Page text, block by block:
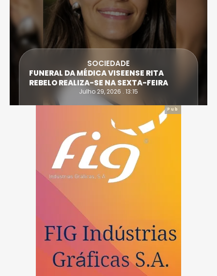
SOCIEDADE
FUNERAL DA MÉDICA VISEENSE RITA
REBELO REALIZA-SE NA SEXTA-FEIRA
Julho 29, 2026 . 13:15
Pub